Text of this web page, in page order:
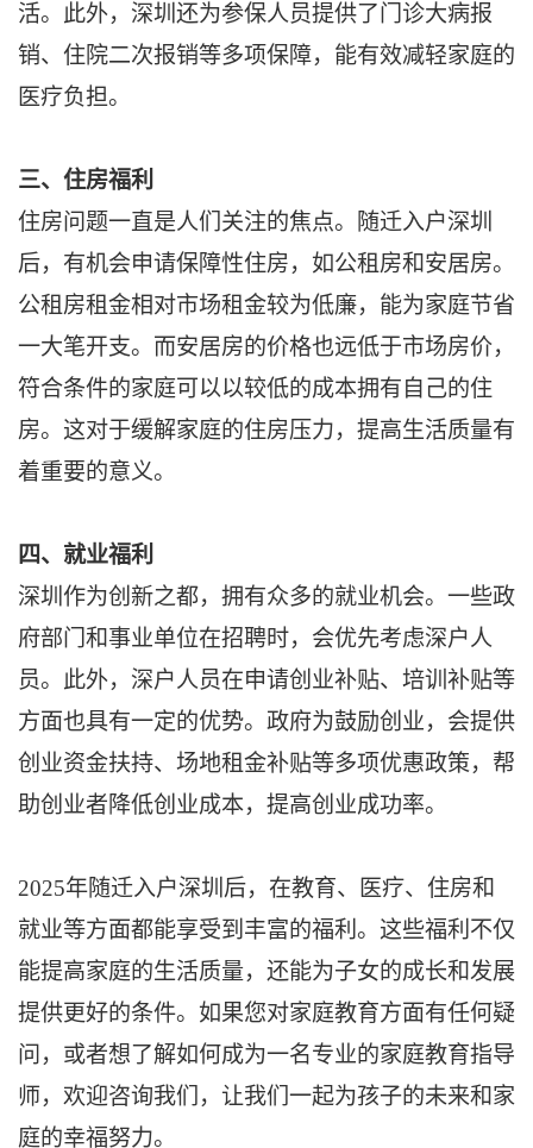
活。此外，深圳还为参保人员提供了门诊大病报
销、住院二次报销等多项保障，能有效减轻家庭的
医疗负担。
三、住房福利
住房问题一直是人们关注的焦点。随迁入户深圳
后，有机会申请保障性住房，如公租房和安居房。
公租房租金相对市场租金较为低廉，能为家庭节省
一大笔开支。而安居房的价格也远低于市场房价，
符合条件的家庭可以以较低的成本拥有自己的住
房。这对于缓解家庭的住房压力，提高生活质量有
着重要的意义。
四、就业福利
深圳作为创新之都，拥有众多的就业机会。一些政
府部门和事业单位在招聘时，会优先考虑深户人
员。此外，深户人员在申请创业补贴、培训补贴等
方面也具有一定的优势。政府为鼓励创业，会提供
创业资金扶持、场地租金补贴等多项优惠政策，帮
助创业者降低创业成本，提高创业成功率。
2025年随迁入户深圳后，在教育、医疗、住房和
就业等方面都能享受到丰富的福利。这些福利不仅
能提高家庭的生活质量，还能为子女的成长和发展
提供更好的条件。如果您对家庭教育方面有任何疑
问，或者想了解如何成为一名专业的家庭教育指导
师，欢迎咨询我们，让我们一起为孩子的未来和家
庭的幸福努力。